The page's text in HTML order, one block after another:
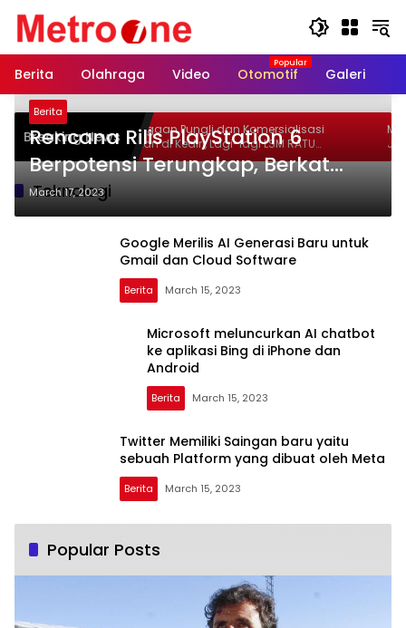
content
Berita
Olahraga Video Otomotif Galeri
Breaking NewsSoroti Dugaan Pungli dan Komersialisasi
Pendidikan di Kediri, Lagi-lagi LSM RATU
Layangkan Surat Pemberitahuan Aksi
Damai ke Polrestabes Surabaya
Masyarakat
Jawa
Kediri
Teknologi
Berita
Rencana Rilis PlayStation 6
Berpotensi Terungkap, Berkat
Microsoft
March 17, 2023
Google Merilis AI Generasi Baru untuk
Gmail dan Cloud Software
Berita March 15, 2023
Microsoft meluncurkan AI chatbot
ke aplikasi Bing di iPhone dan
Android
Berita March 15, 2023
Twitter Memiliki Saingan baru yaitu
sebuah Platform yang dibuat oleh Meta
Berita March 15, 2023
Popular Posts